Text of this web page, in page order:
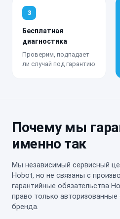
3
Бесплатная
диагностика
Проверим, подпадает
ли случай под гарантию
Почему мы
именно так
Мы независимый сервисный
Hobot, но не связаны с
гарантийные обязательства
право только
бренда.